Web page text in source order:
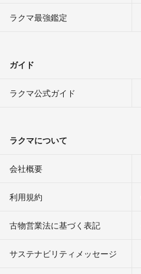
ラクマ最強鑑定
ガイド
ラクマ公式ガイド
ラクマについて
会社概要
利用規約
古物営業法に基づく表記
サステナビリティメッセージ